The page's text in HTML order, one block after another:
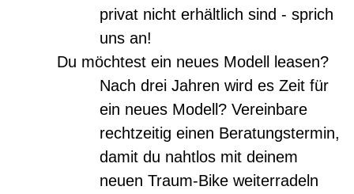
privat nicht erhältlich sind - sprich
uns an!
Du möchtest ein neues Modell leasen?
Nach drei Jahren wird es Zeit für
ein neues Modell? Vereinbare
rechtzeitig einen Beratungstermin,
damit du nahtlos mit deinem
neuen Traum-Bike weiterradeln